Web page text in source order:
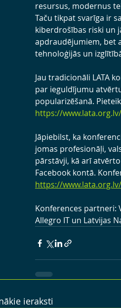
resursus, modernus
Taču tikpat svarīga ir
kiberdrošības riski un
apdraudējumiem, bet
tehnoloģijās un
Jau tradicionāli LATA
par ieguldījumu
popularizēšanā.
https://
Jāpiebilst, ka
jomas profesionāļi,
pārstāvji, kā arī
Facebook kontā.
https://
Konferences partneri:
Allegro IT un Latvijas
ieraksti